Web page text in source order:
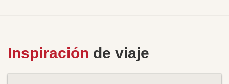
Inspiración de viaje